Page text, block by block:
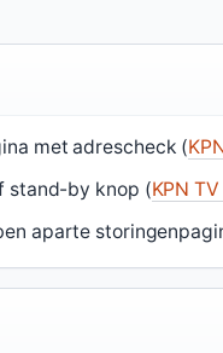
met adrescheck (
stand-by knop (KPN
aparte